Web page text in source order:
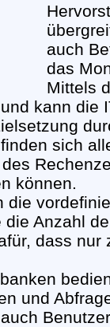
auch
das
Mittels
kann die
sich
können.
die
Anzahl
dass
und